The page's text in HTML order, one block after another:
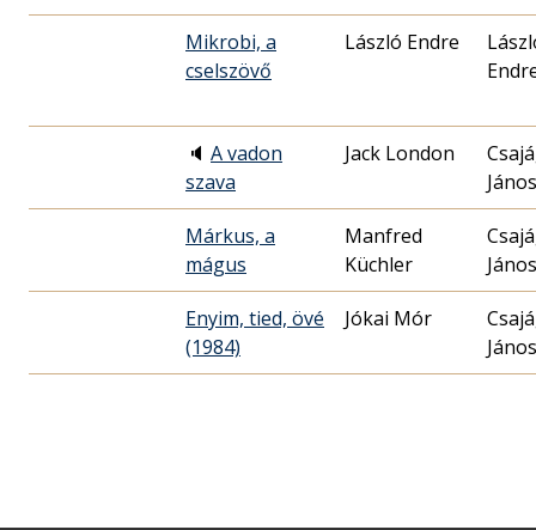
Mikrobi, a
cselszövő
László Endre
🔈 A vadon
szava
Jack London
János
Márkus, a
mágus
Manfred
Küchler
János
Enyim, tied, övé
(1984)
Jókai Mór
János